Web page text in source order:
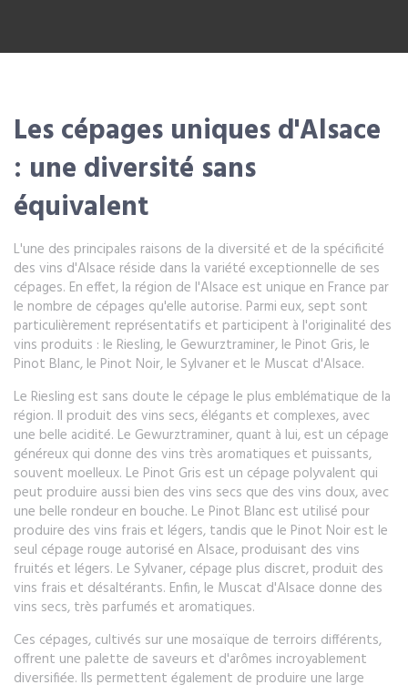
Les cépages uniques d'Alsace
: une diversité sans
équivalent
L'une des principales raisons de la diversité et de la spécificité
des vins d'Alsace réside dans la variété exceptionnelle de ses
cépages. En effet, la région de l'Alsace est unique en France par
le nombre de cépages qu'elle autorise. Parmi eux, sept sont
particulièrement représentatifs et participent à l'originalité des
vins produits : le Riesling, le Gewurztraminer, le Pinot Gris, le
Pinot Blanc, le Pinot Noir, le Sylvaner et le Muscat d'Alsace.
Le Riesling est sans doute le cépage le plus emblématique de la
région. Il produit des vins secs, élégants et complexes, avec
une belle acidité. Le Gewurztraminer, quant à lui, est un cépage
généreux qui donne des vins très aromatiques et puissants,
souvent moelleux. Le Pinot Gris est un cépage polyvalent qui
peut produire aussi bien des vins secs que des vins doux, avec
une belle rondeur en bouche. Le Pinot Blanc est utilisé pour
produire des vins frais et légers, tandis que le Pinot Noir est le
seul cépage rouge autorisé en Alsace, produisant des vins
fruités et légers. Le Sylvaner, cépage plus discret, produit des
vins frais et désaltérants. Enfin, le Muscat d'Alsace donne des
vins secs, très parfumés et aromatiques.
Ces cépages, cultivés sur une mosaïque de terroirs différents,
offrent une palette de saveurs et d'arômes incroyablement
diversifiée. Ils permettent également de produire une large